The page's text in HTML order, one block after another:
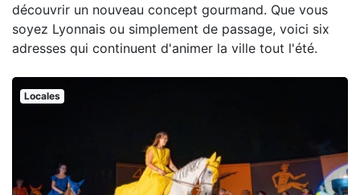
découvrir un nouveau concept gourmand. Que vous
soyez Lyonnais ou simplement de passage, voici six
adresses qui continuent d'animer la ville tout l'été.
Locales